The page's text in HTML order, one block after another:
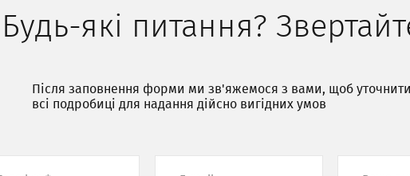
Будь-які питання?
Після заповнення форми ми зв'яжемося з вами, щоб уточнити
всі подробиці для надання дійсно вигідних умов